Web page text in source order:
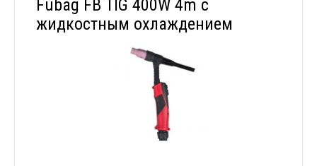
Fubag FB TIG 400W 4m с
жидкостным охлаждением